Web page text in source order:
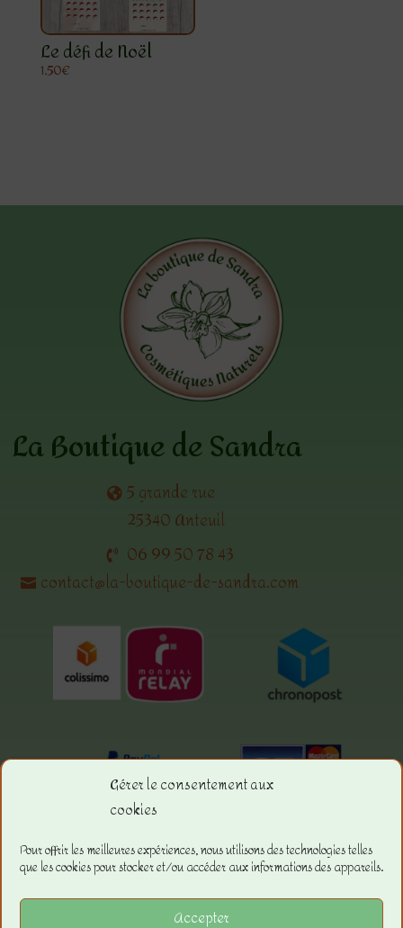
Gérer le consentement aux
cookies
Pour offrir les meilleures expériences, nous utilisons des technologies telles
que les cookies pour stocker et/ou accéder aux informations des appareils.
Accepter
Le défi de Noël
1.50€
La Boutique de Sandra
5 grande rue
25340 Anteuil
06 99 50 78 43
contact@la-boutique-de-sandra.com
Menu.
La boutique
Les Conditions Générales de ventes